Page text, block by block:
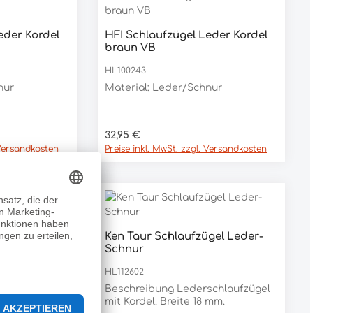
Wert ein oder benutze die
Gib den gewünschten Wert ein
Kordel
Produkt Anzahl: Gib den
HFI Schlaufzügel Leder Kordel
braun VB
HL100243
Material: Leder/Schnur
Regulärer Preis:
32,95 €
Preise inkl. MwSt. zzgl. Versandkosten
Leder
Ken Taur Schlaufzügel Leder-
Schnur
HL112602
Beschreibung Lederschlaufzügel
mit Kordel. Breite 18 mm.